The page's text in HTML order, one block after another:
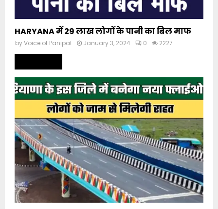
HARYANA में 29 लाख लोगों के पानी का बिल माफ
byVoice of Panipat January 3, 2024 0 2227